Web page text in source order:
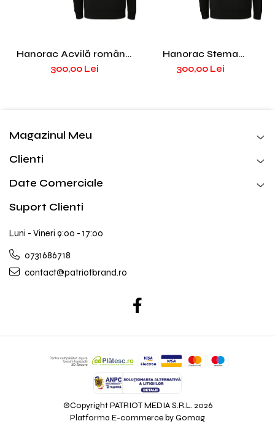
Hanorac Acvilă română,
negru PAT7
300,00 Lei
Hanorac Stema
României, negru, PAT68
300,00 Lei
Magazinul Meu
Clienti
Date Comerciale
Suport Clienti
Luni - Vineri 9:00 - 17:00
0731686718
contact@patriotbrand.ro
©Copyright PATRIOT MEDIA S.R.L. 2026
Platforma E-commerce by Gomag